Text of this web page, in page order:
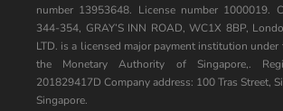
number 13953648. License number 1000019.
344-354, GRAY’S INN ROAD, WC1X 8BP,
LTD. is a licensed major payment institution
the Monetary Authority of Singapore,.
201829417D Company address: 100 Tras Street,
Singapore.